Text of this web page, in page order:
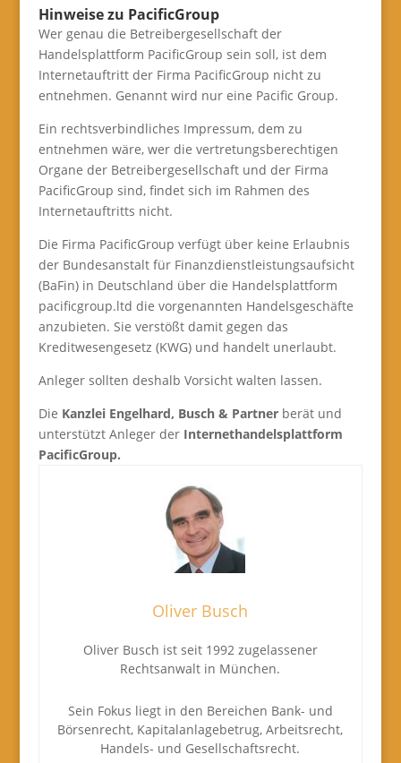
Hinweise zu PacificGroup
Wer genau die Betreibergesellschaft der
Handelsplattform PacificGroup sein soll, ist dem
Internetauftritt der Firma PacificGroup nicht zu
entnehmen. Genannt wird nur eine Pacific Group.
Ein rechtsverbindliches Impressum, dem zu
entnehmen wäre, wer die vertretungsberechtigen
Organe der Betreibergesellschaft und der Firma
PacificGroup sind, findet sich im Rahmen des
Internetauftritts nicht.
Die Firma PacificGroup verfügt über keine Erlaubnis
der Bundesanstalt für Finanzdienstleistungsaufsicht
(BaFin) in Deutschland über die Handelsplattform
pacificgroup.ltd die vorgenannten Handelsgeschäfte
anzubieten. Sie verstößt damit gegen das
Kreditwesengesetz (KWG) und handelt unerlaubt.
Anleger sollten deshalb Vorsicht walten lassen.
Die Kanzlei Engelhard, Busch & Partnerberät und
unterstützt Anleger der Internethandelsplattform
PacificGroup.
Oliver Busch
Oliver Busch ist seit 1992 zugelassener
Rechtsanwalt in München.
Sein Fokus liegt in den Bereichen Bank- und
Börsenrecht, Kapitalanlagebetrug, Arbeitsrecht,
Handels- und Gesellschaftsrecht.